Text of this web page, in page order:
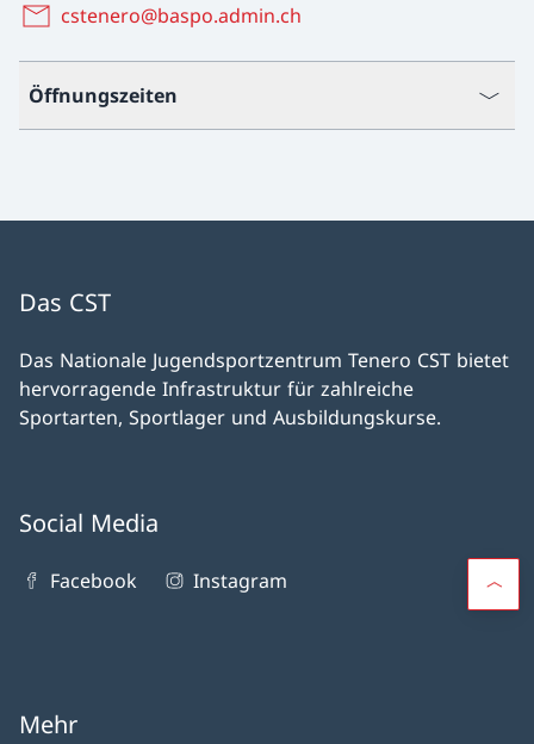
cstenero@baspo.admin.ch
Öffnungszeiten
Das CST
Das Nationale Jugendsportzentrum Tenero CST bietet
hervorragende Infrastruktur für zahlreiche
Sportarten, Sportlager und Ausbildungskurse.
Social Media
Facebook Instagram
Mehr